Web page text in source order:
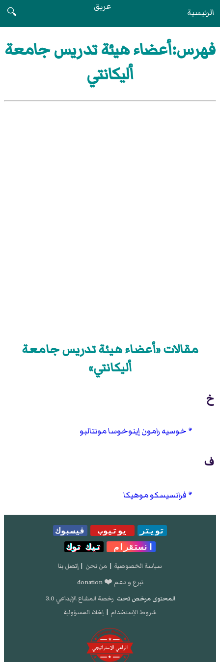
الرئيسية عريق
🔍
فهرس:أعضاء هيئة تدريس جامعة
أليكانتي
مقالات «أعضاء هيئة تدريس جامعة
أليكانتي»
خ
خوسيه رامون إينوخوسا مونتالبو
ف
فرانسيسكو موهيكا
تويتر يوتيوب
فيسبوك
انستقرام
تيك توك
سياسة الخصوصية | من نحن | إتصل بنا
تبرع و دعم ❤️ donation
المحتوى مرخص تحت رخصة المشاع الإبداعي 3.0
شروط الإستخدام | إخلاء المسؤولية